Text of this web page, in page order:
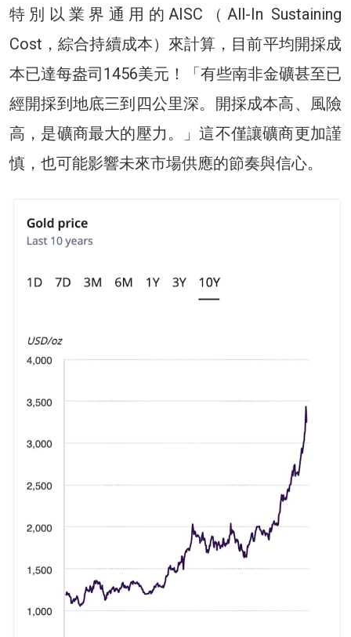
特別以業界通用的AISC（All-In Sustaining
Cost，綜合持續成本）來計算，目前平均開採成
本已達每盎司1456美元！「有些南非金礦甚至已
經開採到地底三到四公里深。開採成本高、風險
高，是礦商最大的壓力。」這不僅讓礦商更加謹
慎，也可能影響未來市場供應的節奏與信心。